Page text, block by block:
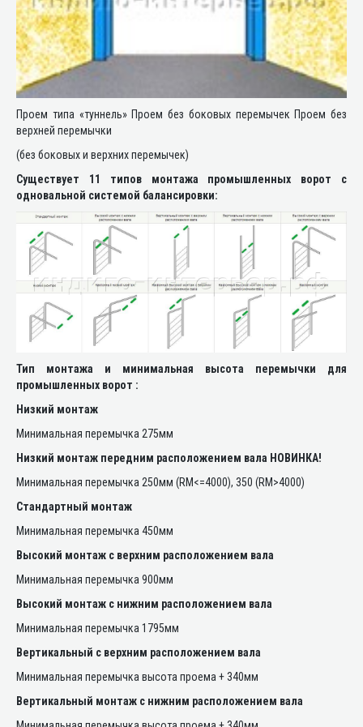
Проем типа «туннель» Проем без боковых перемычек Проем без
верхней перемычки
(без боковых и верхних перемычек)
Существует 11 типов монтажа промышленных ворот с
одновальной системой балансировки:
Тип монтажа и минимальная высота перемычки для
промышленных ворот :
Низкий монтаж
Минимальная перемычка 275мм
Низкий монтаж передним расположением вала НОВИНКА!
Минимальная перемычка 250мм (RM<=4000), 350 (RM>4000)
Стандартный монтаж
Минимальная перемычка 450мм
Высокий монтаж с верхним расположением вала
Минимальная перемычка 900мм
Высокий монтаж с нижним расположением вала
Минимальная перемычка 1795мм
Вертикальный с верхним расположением вала
Минимальная перемычка высота проема + 340мм
Вертикальный монтаж с нижним расположением вала